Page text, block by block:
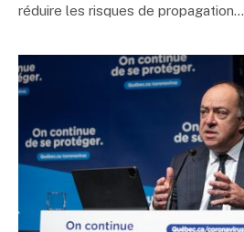
réduire les risques de propagation…